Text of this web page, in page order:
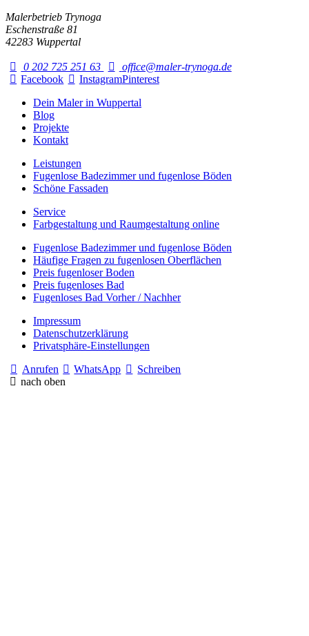
Malerbetrieb Trynoga
Eschenstraße 81
42283 Wuppertal
0 202 725 251 63
office@maler-trynoga.de
Facebook
InstagramPinterest
Dein Maler in Wuppertal
Blog
Projekte
Kontakt
Leistungen
Fugenlose Badezimmer und fugenlose Böden
Schöne Fassaden
Service
Farbgestaltung und Raumgestaltung online
Fugenlose Badezimmer und fugenlose Böden
Häufige Fragen zu fugenlosen Oberflächen
Preis fugenloser Boden
Preis fugenloses Bad
Fugenloses Bad Vorher / Nachher
Impressum
Datenschutzerklärung
Privatsphäre-Einstellungen
Anrufen
WhatsApp
Schreiben
nach oben